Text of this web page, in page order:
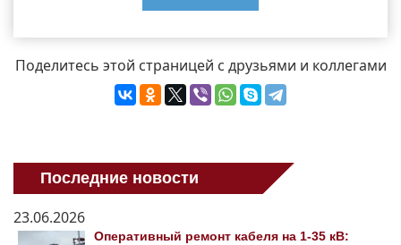
Поделитесь этой страницей с друзьями и коллегами
Последние новости
23.06.2026
Оперативный ремонт кабеля на 1-35 кВ: